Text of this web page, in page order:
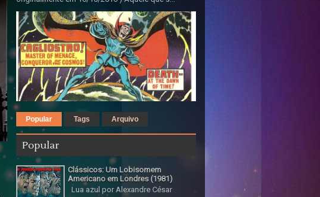
Popular Tags Arquivo
Popular
Clássicos: Um Lobisomem
Americano em Londres (1981)
Lua azul por Alexandre César